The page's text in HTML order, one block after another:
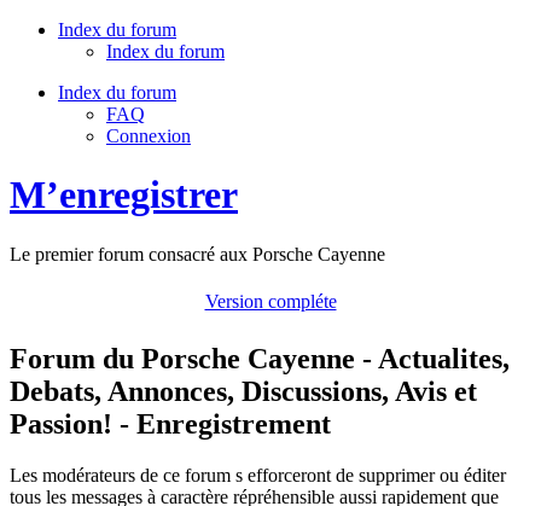
Index du forum
Index du forum
Index du forum
FAQ
Connexion
M’enregistrer
Le premier forum consacré aux Porsche Cayenne
Version compléte
Forum du Porsche Cayenne - Actualites,
Debats, Annonces, Discussions, Avis et
Passion! - Enregistrement
Les modérateurs de ce forum s efforceront de supprimer ou éditer
tous les messages à caractère répréhensible aussi rapidement que